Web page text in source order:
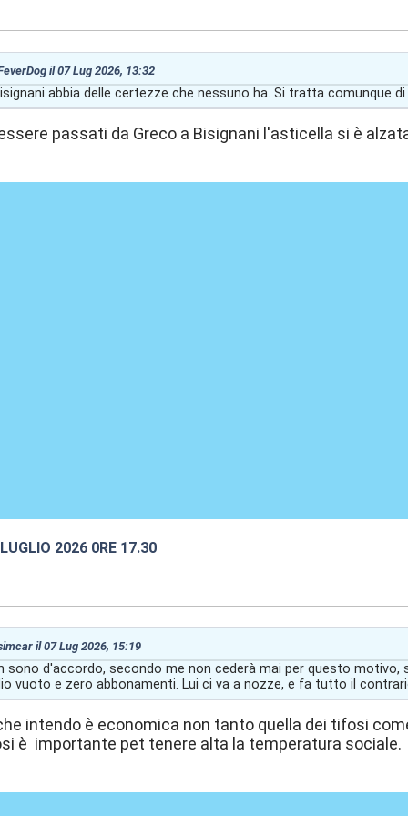
il 07 Lug 2026, 13:32
abbia delle certezze che nessuno ha. Si tratta comunque
passati da Greco a Bisignani l'asticella si è
2026 0RE 17.30
il 07 Lug 2026, 15:19
sono d'accordo, secondo me non cederà mai per questo
vuoto e zero abbonamenti. Lui ci va a nozze, e fa tutto il
intendo è economica non tanto quella dei tifosi
è importante pet tenere alta la temperatura sociale.